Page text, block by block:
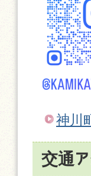
神川
交通ア